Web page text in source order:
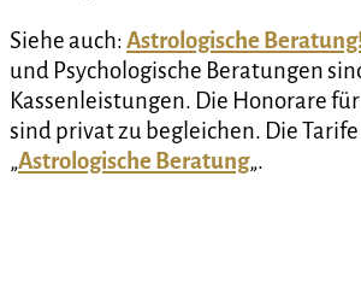
Siehe auch:Astrologische
und Psychologische Beratungen
Kassenleistungen. Die Honorare
sind privat zu begleichen. Die
„Astrologische Beratung„.